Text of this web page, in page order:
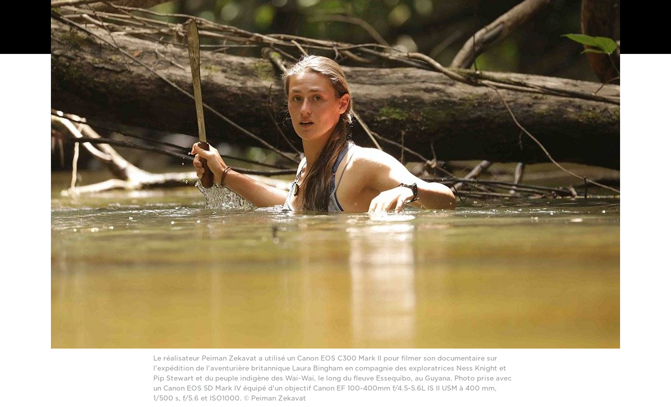
Le réalisateur Peiman Zekavat a utilisé un Canon EOS C300 Mark II pour filmer son documentaire sur
l'expédition de l'aventurière britannique Laura Bingham en compagnie des exploratrices Ness Knight et
Pip Stewart et du peuple indigène des Wai-Wai, le long du fleuve Essequibo, au Guyana. Photo prise avec
un Canon EOS 5D Mark IV équipé d'un objectif Canon EF 100-400mm f/4.5-5.6L IS II USM à 400 mm,
1/500 s, f/5.6 et ISO1000. © Peiman Zekavat